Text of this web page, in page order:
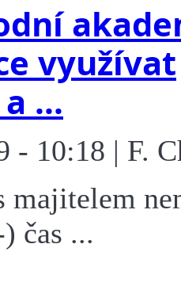
využívat
...
- 10:18 | F.
majitelem
čas ...